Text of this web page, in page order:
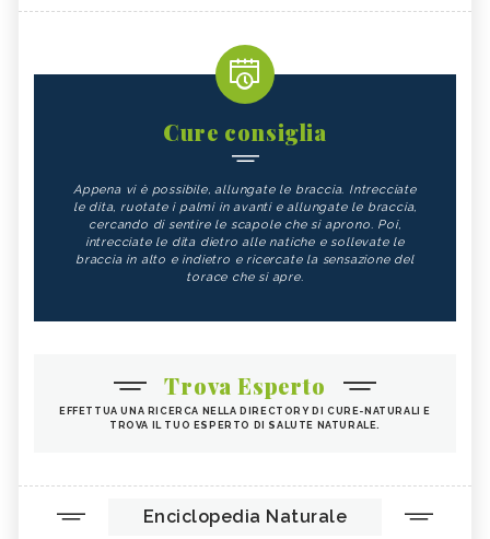
Cure consiglia
Appena vi è possibile, allungate le braccia. Intrecciate
le dita, ruotate i palmi in avanti e allungate le braccia,
cercando di sentire le scapole che si aprono. Poi,
intrecciate le dita dietro alle natiche e sollevate le
braccia in alto e indietro e ricercate la sensazione del
torace che si apre.
Trova Esperto
EFFETTUA UNA RICERCA NELLA DIRECTORY DI CURE-NATURALI E
TROVA IL TUO ESPERTO DI SALUTE NATURALE.
Enciclopedia Naturale